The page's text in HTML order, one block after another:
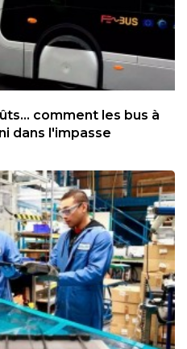
comment les bus à
dans l'impasse